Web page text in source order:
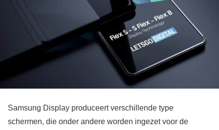
Samsung Display produceert verschillende type
schermen, die onder andere worden ingezet voor de